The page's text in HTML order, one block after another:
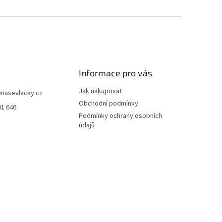
nasevlacky.cz
646
Informace pro vás
Jak nakupovat
Obchodní podmínky
Podmínky ochrany osobních
údajů